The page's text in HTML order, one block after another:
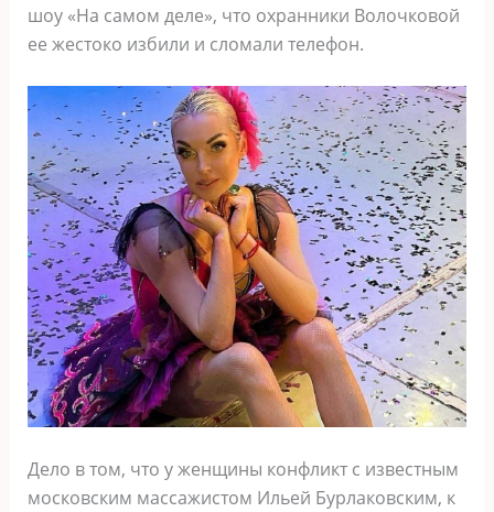
шоу «На самом деле», что охранники Волочковой
ее жестоко избили и сломали телефон.
Дело в том, что у женщины конфликт с известным
московским массажистом Ильей Бурлаковским, к